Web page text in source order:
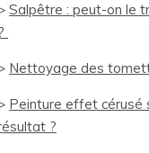
Salpêtre : peut-on le
Nettoyage des
Peinture effet cérusé
?